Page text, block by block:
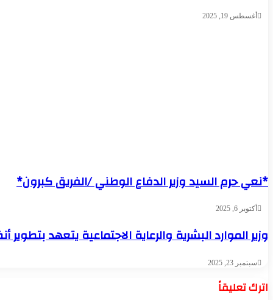
أغسطس 19, 2025
*نعي حرم السيد وزير الدفاع الوطني /الفريق كبرون*
أكتوبر 6, 2025
وزير الموارد البشرية والرعاية الاجتماعية يتعهد
سبتمبر 23, 2025
اترك تعليقاً